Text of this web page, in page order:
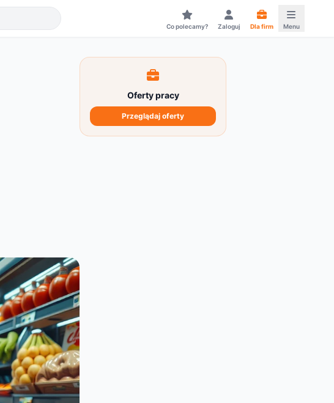
Co polecamy? Zaloguj Dla firm Menu
Oferty pracy
Przeglądaj oferty